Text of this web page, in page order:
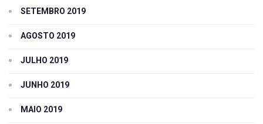
SETEMBRO 2019
AGOSTO 2019
JULHO 2019
JUNHO 2019
MAIO 2019